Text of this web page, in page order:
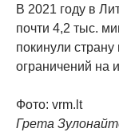
В 2021 году в
почти 4,2 тыс.
покинули
ограничений на
Фото: vrm.lt
Грета